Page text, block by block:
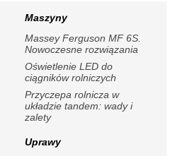
Maszyny
Massey Ferguson MF 6S.
Nowoczesne rozwiązania
Oświetlenie LED do
ciągników rolniczych
Przyczepa rolnicza w
układzie tandem: wady i
zalety
Uprawy